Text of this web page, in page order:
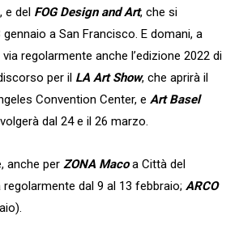
e del FOG Design and Art, che si
a San Francisco. E domani, a
regolarmente anche l’edizione 2022 di
per il LA Art Show, che aprirà il
Convention Center, e Art Basel
dal 24 e il 26 marzo.
anche per ZONA Macoa Città del
dal 9 al 13 febbraio; ARCO